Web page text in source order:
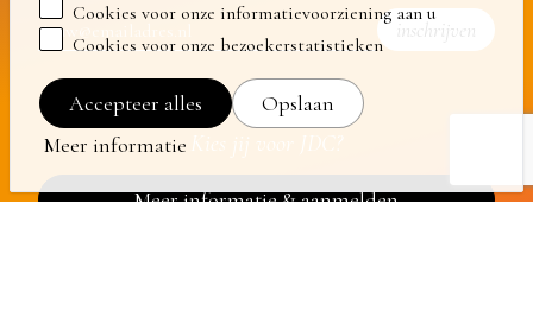
inschrijven
Kies jij voor JDC?
Meer informatie & aanmelden
Cookies voor onze informatievoorziening aan u
Cookies voor onze bezoekerstatistieken
Accepteer alles
Opslaan
Meer informatie